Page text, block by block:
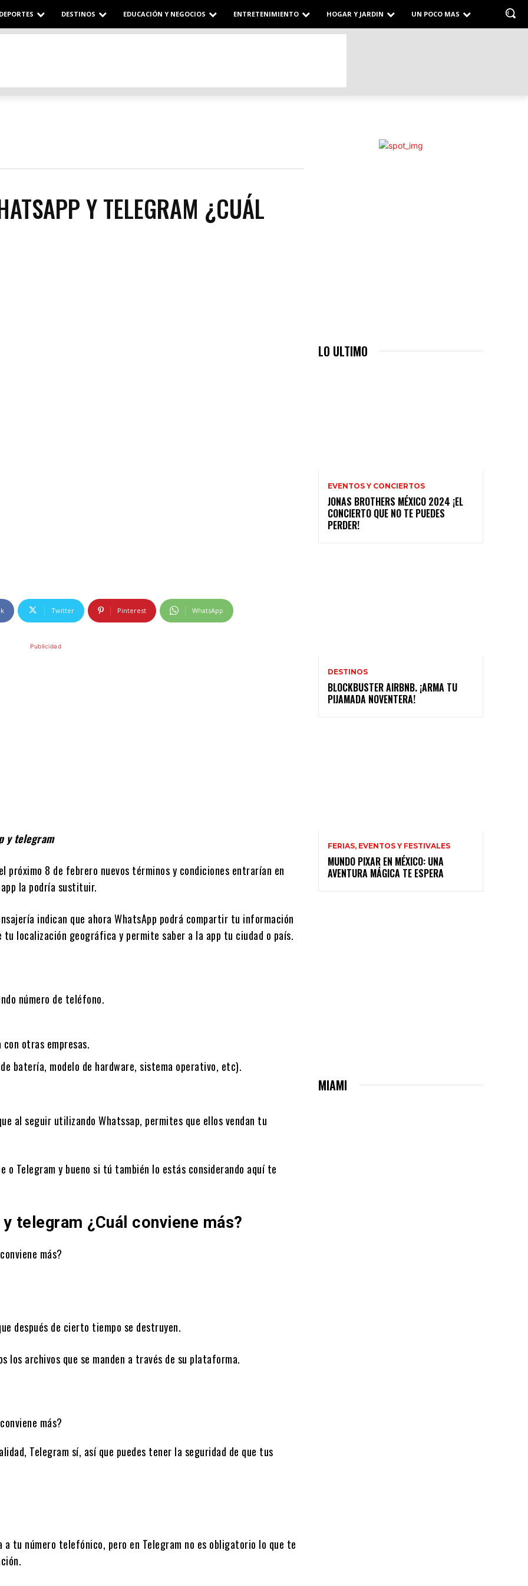
DEPORTES DESTINOS EDUCACIÓN Y NEGOCIOS ENTRETENIMIENTO HOGAR Y JARDIN UN POCO MAS
Y TELEGRAM ¿CUÁL
Twitter Pinterest WhatsApp
Publicidad
y telegram
próximo 8 de febrero nuevos términos y condiciones entrarían en
la podría sustituir.
indican que ahora WhatsApp podrá compartir tu información
tu localización geográfica y permite saber a la app tu ciudad o país.
número de teléfono.
otras empresas.
batería, modelo de hardware, sistema operativo, etc).
al seguir utilizando Whatssap, permites que ellos vendan tu
o Telegram y bueno si tú también lo estás considerando aquí te
telegram ¿Cuál conviene más?
después de cierto tiempo se destruyen.
los archivos que se manden a través de su plataforma.
Telegram sí, así que puedes tener la seguridad de que tus
tu número telefónico, pero en Telegram no es obligatorio lo que te
LO ULTIMO
EVENTOS Y CONCIERTOS
JONAS BROTHERS MÉXICO 2024 ¡EL
CONCIERTO QUE NO TE PUEDES
PERDER!
DESTINOS
BLOCKBUSTER AIRBNB. ¡ARMA TU
PIJAMADA NOVENTERA!
FERIAS, EVENTOS Y FESTIVALES
MUNDO PIXAR EN MÉXICO: UNA
AVENTURA MÁGICA TE ESPERA
MIAMI